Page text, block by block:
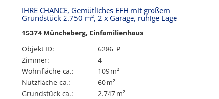
IHRE CHANCE, Gemütliches EFH mit großem
Grundstück 2.750 m², 2 x Garage, ruhige Lage
15374 Müncheberg, Einfamilienhaus
Objekt ID:
6286_P
Zimmer:
4
Wohnfläche ca.:
109 m²
Nutzfläche ca.:
60 m²
Grund­stück ca.:
2.747 m²